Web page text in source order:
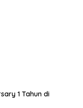
1 Tahun di